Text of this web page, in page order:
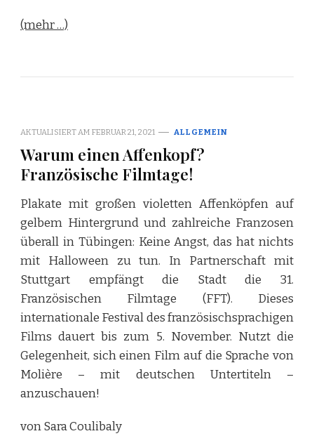
(mehr …)
AKTUALISIERT AM FEBRUAR 21, 2021 ALLGEMEIN
Warum einen Affenkopf?
Französische Filmtage!
Plakate mit großen violetten Affenköpfen auf
gelbem Hintergrund und zahlreiche Franzosen
überall in Tübingen: Keine Angst, das hat nichts
mit Halloween zu tun. In Partnerschaft mit
Stuttgart empfängt die Stadt die 31.
Französischen Filmtage (FFT). Dieses
internationale Festival des französischsprachigen
Films dauert bis zum 5. November. Nutzt die
Gelegenheit, sich einen Film auf die Sprache von
Molière – mit deutschen Untertiteln –
anzuschauen!
von Sara Coulibaly